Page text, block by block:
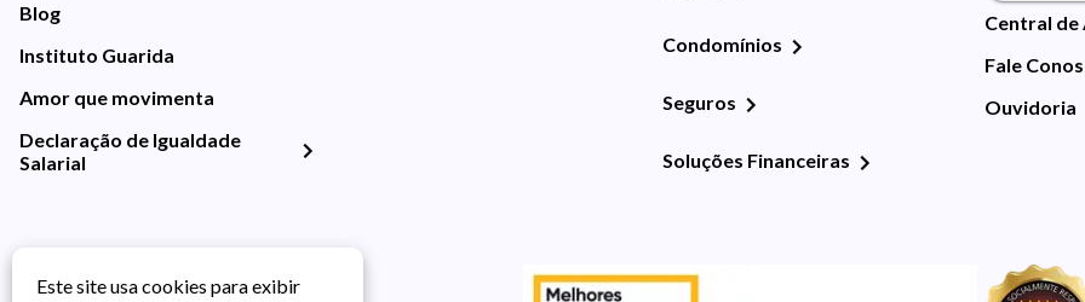
Blog
Instituto Guarida
Amor que movimenta
Declaração de Igualdade
Salarial
Condomínios
Seguros
Soluções Financeiras
Central de
Fale
Ouvidoria
Este site usa cookies para exibir